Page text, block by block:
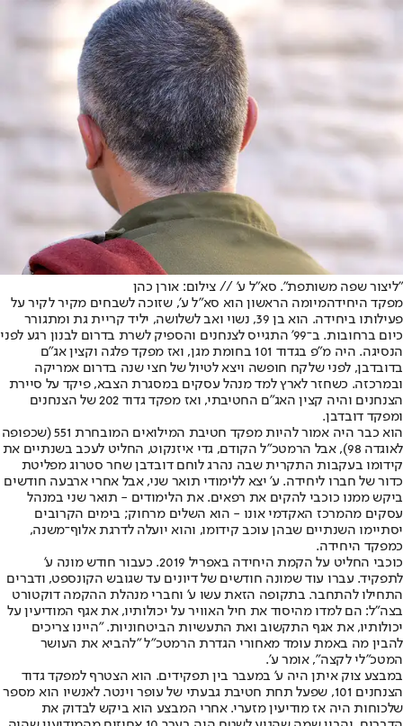
"ליצור שפה משותפת". סא"ל ע' // צילום: אורן כהן
מפקד היחידהמיומה הראשון הוא סא"ל ע', שזוכה לשבחים מקיר לקיר על
פעילותו ביחידה. הוא בן 39, נשוי ואב לשלושה, יליד קריית גת ומתגורר
כיום ברחובות. ב־99' התגייס לצנחנים והספיק לשרת בדרום לבנון רגע לפני
הנסיגה. היה מ"פ בגדוד 101 בחומת מגן, ואז מפקד פלגה וקצין אג"ם
בדובדבן, לפני שלקח חופשה ויצא לטיול של חצי שנה בדרום אמריקה
ובמרכזה. כשחזר לארץ למד מנהל עסקים במסגרת הצבא, פיקד על סיירת
הצנחנים והיה קצין האג"ם החטיבתי, ואז מפקד גדוד 202 של הצנחנים
ומפקד דובדבן.
הוא כבר היה אמור להיות מפקד חטיבת המילואים המובחרת 551 (שכפופה
לאוגדה 98), אבל הרמטכ"ל הקודם, גדי איזנקוט, החליט לעכב בשנתיים את
קידומו בעקבות התקרית שבה נהרג לוחם דובדבן שחר סטרוג מפליטת
כדור של חברו ליחידה. ע' יצא ללימודי תואר שני, אבל אחרי ארבעה חודשים
ביקש ממנו כוכבי להקים את רפאים. את הלימודים - תואר שני במנהל
עסקים מהמרכז האקדמי אונו - הוא השלים מרחוק; בימים הקרובים
יסתיימו השנתיים שבהן עוכב קידומו, והוא יועלה לדרגת אלוף־משנה,
כמפקד היחידה.
כוכבי החליט על הקמת היחידה באפריל 2019. כעבור חודש מונה ע'
לתפקיד. עברו עוד שמונה חודשים של דיונים עד שגובש הקונספט, ודברים
התחילו להתחבר. בתקופה הזאת עשו ע' וחברי מנהלת ההקמה דוקטורט
בצה"ל: הם למדו מהיסוד את חיל האוויר על יכולותיו, את אגף המודיעין על
יכולותיו, את אגף התקשוב ואת התעשיות הביטחוניות. "היינו צריכים
להבין מה באמת עומד מאחורי הגדרת הרמטכ"ל "להביא את העושר
המטכ"לי לקצה", אומר ע'.
במבצע צוק איתן היה ע' במעבר בין תפקידים. הוא הצטרף למפקד גדוד
הצנחנים 101, שפעל תחת חטיבת גבעתי של עופר וינטר. לאנשיו הוא מספר
שלכוחות היה אז מודיעין מזערי. אחרי המבצע הוא ביקש לבדוק את